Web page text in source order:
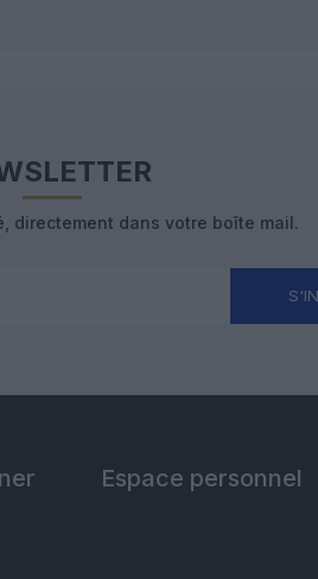
directement dans votre boîte mail.
Espace personnel